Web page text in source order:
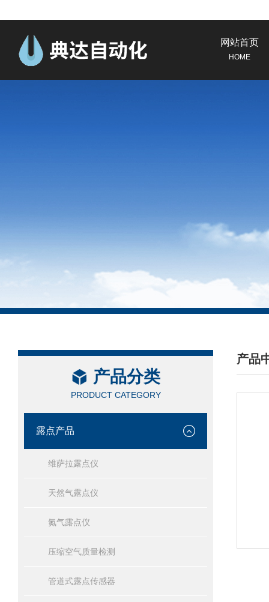
网站首页
HOME
产品分类
PRODUCT CATEGORY
露点产品
维萨拉露点仪
天然气露点仪
氮气露点仪
压缩空气质量检测
管道式露点传感器
产品
/